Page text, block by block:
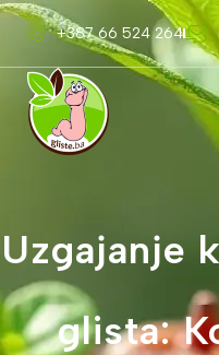
+387 66 524 264
Uzgajanje
glista: